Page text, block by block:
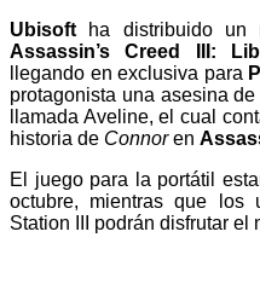
Ubisoft ha distribuido un
Assassin’s Creed III:
llegando en exclusiva para
protagonista una asesina
llamada Aveline, el cual
historia de Connoren
El juego para la portátil
octubre, mientras que
Station III podrán disfrutar el